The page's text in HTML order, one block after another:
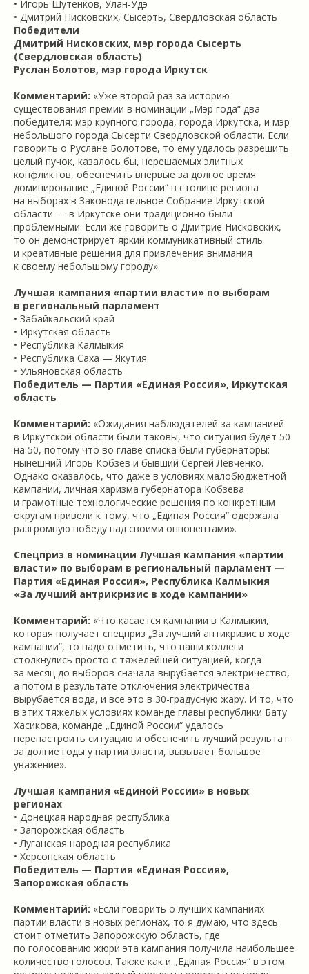
• Игорь Шутенков, Улан-Удэ
• Дмитрий Нисковских, Сысерть, Свердловская область
Победители
Дмитрий Нисковских, мэр города Сысерть
(Свердловская область)
Руслан Болотов, мэр города Иркутск
Комментарий: «Уже второй раз за историю
существования премии в номинации „Мэр года“ два
победителя: мэр крупного города, города Иркутска, и мэр
небольшого города Сысерти Свердловской области. Если
говорить о Руслане Болотове, то ему удалось разрешить
целый пучок, казалось бы, нерешаемых элитных
конфликтов, обеспечить впервые за долгое время
доминирование „Единой России“ в столице региона
на выборах в Законодательное Собрание Иркутской
области — в Иркутске они традиционно были
проблемными. Если же говорить о Дмитрие Нисковских,
то он демонстрирует яркий коммуникативный стиль
и креативные решения для привлечения внимания
к своему небольшому городу».
Лучшая кампания «партии власти» по выборам
в региональный парламент
• Забайкальский край
• Иркутская область
• Республика Калмыкия
• Республика Саха — Якутия
• Ульяновская область
Победитель — Партия «Единая Россия», Иркутская
область
Комментарий: «Ожидания наблюдателей за кампанией
в Иркутской области были таковы, что ситуация будет 50
на 50, потому что во главе списка были губернаторы:
нынешний Игорь Кобзев и бывший Сергей Левченко.
Однако оказалось, что даже в условиях малобюджетной
кампании, личная харизма губернатора Кобзева
и грамотные технологические решения по конкретным
округам привели к тому, что „Единая Россия“ одержала
разгромную победу над своими оппонентами».
Спецприз в номинации Лучшая кампания «партии
власти» по выборам в региональный парламент —
Партия «Единая Россия», Республика Калмыкия
«За лучший антрикризис в ходе кампании»
Комментарий: «Что касается кампании в Калмыкии,
которая получает спецприз „За лучший антикризис в ходе
кампании“, то надо отметить, что наши коллеги
столкнулись просто с тяжелейшей ситуацией, когда
за месяц до выборов сначала вырубается электричество,
а потом в результате отключения электричества
вырубается вода, и все это в 30-градусную жару. И то, что
в этих тяжелых условиях команде главы республики Бату
Хасикова, команде „Единой России“ удалось
перенастроить ситуацию и обеспечить лучший результат
за долгие годы у партии власти, вызывает большое
уважение».
Лучшая кампания «Единой России» в новых
регионах
• Донецкая народная республика
• Запорожская область
• Луганская народная республика
• Херсонская область
Победитель — Партия «Единая Россия»,
Запорожская область
Комментарий: «Если говорить о лучших кампаниях
партии власти в новых регионах, то я думаю, что здесь
стоит отметить Запорожскую область, где
по голосованию жюри эта кампания получила наибольшее
количество голосов. Также как и „Единая Россия“ в этом